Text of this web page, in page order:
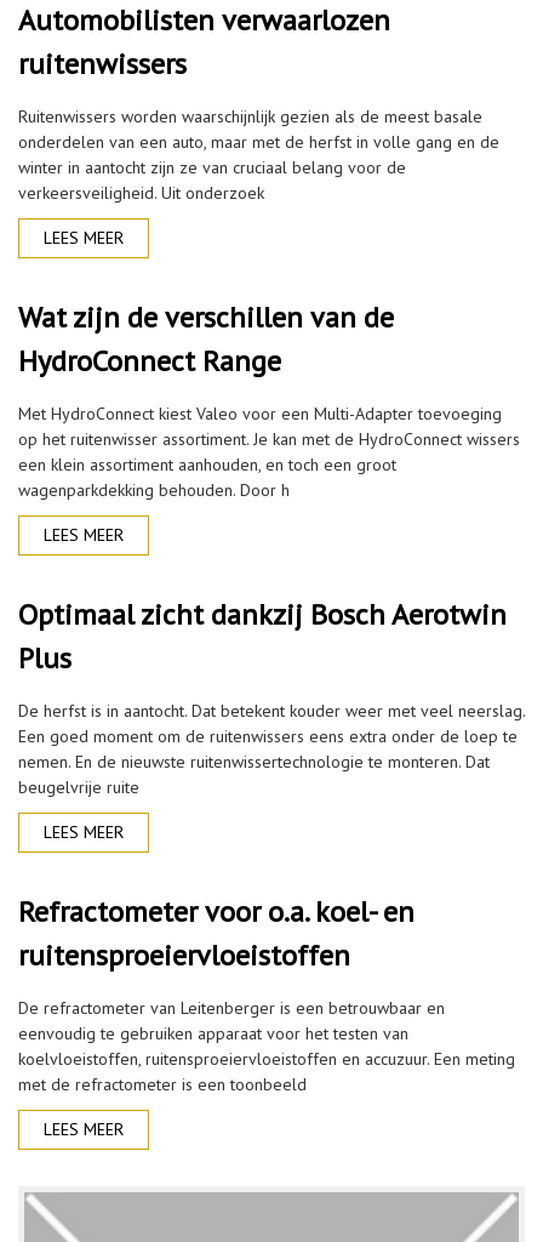
Automobilisten verwaarlozen
ruitenwissers
Ruitenwissers worden waarschijnlijk gezien als de meest basale
onderdelen van een auto, maar met de herfst in volle gang en de
winter in aantocht zijn ze van cruciaal belang voor de
verkeersveiligheid. Uit onderzoek
LEES MEER
Wat zijn de verschillen van de
HydroConnect Range
Met HydroConnect kiest Valeo voor een Multi-Adapter toevoeging
op het ruitenwisser assortiment. Je kan met de HydroConnect wissers
een klein assortiment aanhouden, en toch een groot
wagenparkdekking behouden. Door h
LEES MEER
Optimaal zicht dankzij Bosch Aerotwin
Plus
De herfst is in aantocht. Dat betekent kouder weer met veel neerslag.
Een goed moment om de ruitenwissers eens extra onder de loep te
nemen. En de nieuwste ruitenwissertechnologie te monteren. Dat
beugelvrije ruite
LEES MEER
Refractometer voor o.a. koel- en
ruitensproeiervloeistoffen
De refractometer van Leitenberger is een betrouwbaar en
eenvoudig te gebruiken apparaat voor het testen van
koelvloeistoffen, ruitensproeiervloeistoffen en accuzuur. Een meting
met de refractometer is een toonbeeld
LEES MEER